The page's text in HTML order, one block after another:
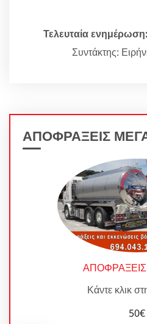
Τελευταία ενημέρωση:
Συντάκτης:
ΑΠΟΦΡΑΞΕΙΣ
Κάντε κλικ
50€